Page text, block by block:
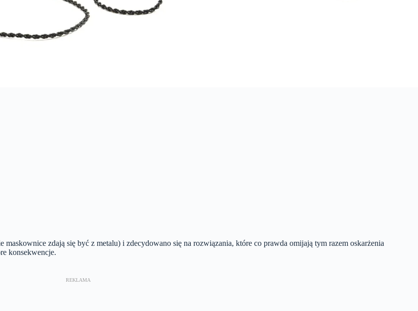
zdają się być z metalu) i zdecydowano się na rozwiązania, które co prawda omijają tym razem oskarżenia
konsekwencje.